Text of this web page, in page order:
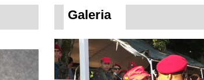
Galeria